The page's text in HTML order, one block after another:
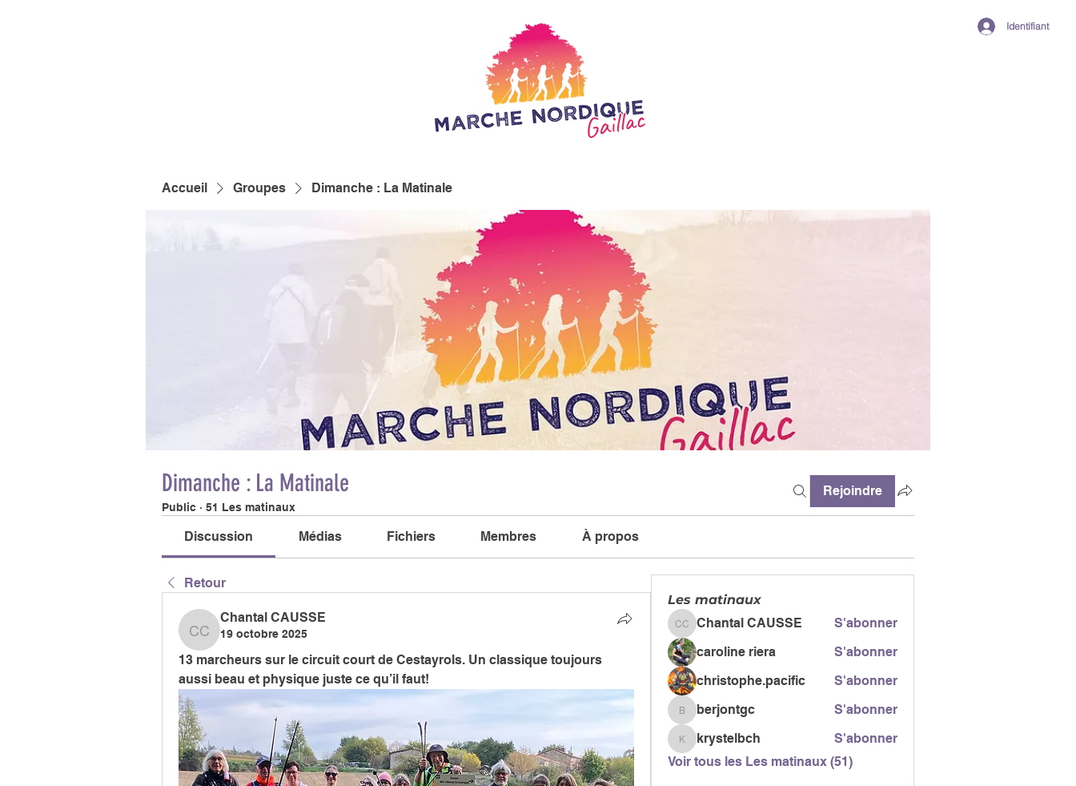
Identifiant
Accueil Groupes Dimanche : La Matinale
Dimanche : La Matinale
Public · 51 Les matinaux
Rejoindre
Discussion Médias Fichiers Membres À propos
Retour
Chantal CAUSSE
Chantal CAUSSE
19 octobre 2025
13 marcheurs sur le circuit court de Cestayrols. Un classique toujours
aussi beau et physique juste ce qu’il faut!
Les matinaux
Chantal CAUSSE
Chantal CAUSSE
S'abonner
caroline riera
S'abonner
christophe.pacific
S'abonner
berjontgc
berjontgc S'abonner
krystelbch
krystelbch
S'abonner
Voir tous les Les matinaux (51)